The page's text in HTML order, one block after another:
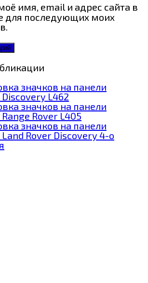
имя, email и адрес сайта в
для последующих моих
значков на панели
L462
значков на панели
Rover L405
значков на панели
Rover Discovery 4-о